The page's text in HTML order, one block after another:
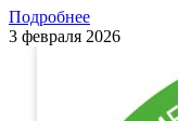
Подробнее
3 февраля 2026